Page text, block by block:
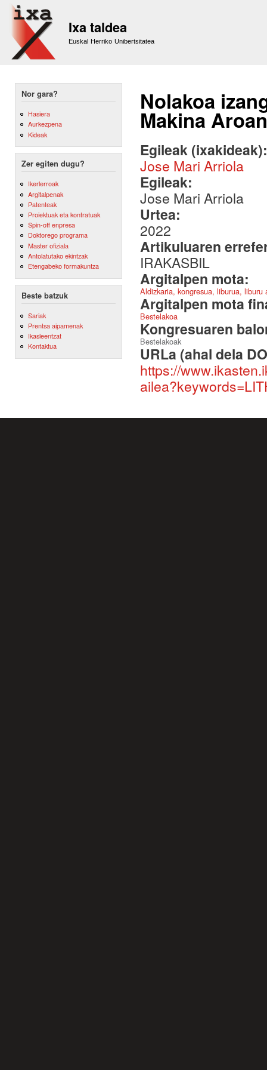
Ixa taldea
Euskal Herriko Unibertsitatea
Nor gara?
Hasiera
Aurkezpena
Kideak
Zer egiten dugu?
Ikerlerroak
Argitalpenak
Patenteak
Proiektuak eta kontratuak
Spin-off enpresa
Doktorego programa
Master ofiziala
Antolatutako ekintzak
Etengabeko formakuntza
Beste batzuk
Sariak
Prentsa aipamenak
Ikasleentzat
Kontaktua
Nolakoa
Makina
Egileak
Jose Mari Arriola
Egileak:
Jose Mari Arriola
Urtea:
2022
Artikuluaren
IRAKASBIL
Argitalpen mota:
Aldizkaria, kongresua, liburua,
Argitalpen mota
Bestelakoa
Kongresuaren
Bestelakoak
URLa (ahal dela
https://